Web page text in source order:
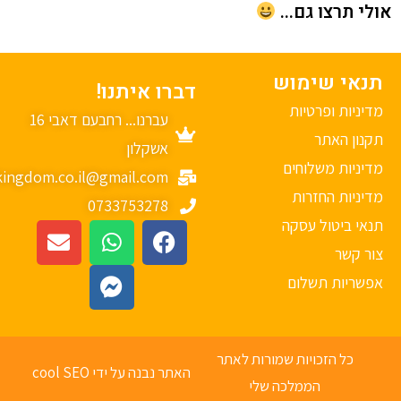
תרצו גם...
שימוש
ופרטיות
האתר
משלוחים
החזרות
ביטול עסקה
קשר
תשלום
דברו איתנו!
עברנו... רחבעם דאבי 16
אשקלון
mykingdom.co.il@gmail.com
0733753278
כל הזכויות שמורות לאתר
הממלכה שלי
האתר נבנה על ידי cool SEO